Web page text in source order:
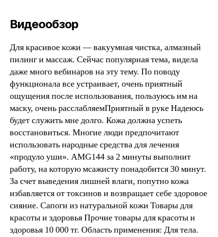
Видеообзор
Для красивое кожи — вакуумная чистка, алмазный
пилинг и массаж. Сейчас популярная тема, видела
даже много вебинаров на эту тему. По поводу
функционала все устраивает, очень приятный
ощущения после использования, пользуюсь им на
маску, очень расслабляемПриятный в руке Надеюсь
будет служить мне долго. Кожа должна успеть
восстановиться. Многие люди предпочитают
использовать народные средства для лечения
«продуло уши». AMG144 за 2 минуты выполнит
работу, на которую мсажисту понадобится 30 минут.
За счет выведения лишней влаги, попутно кожа
избавляется от токсинов и возвращает себе здоровое
сияние. Сапоги из натуральной кожи Товары для
красоты и здоровья Прочие товары для красоты и
здоровья 10 000 тг. Область применения: Для тела.